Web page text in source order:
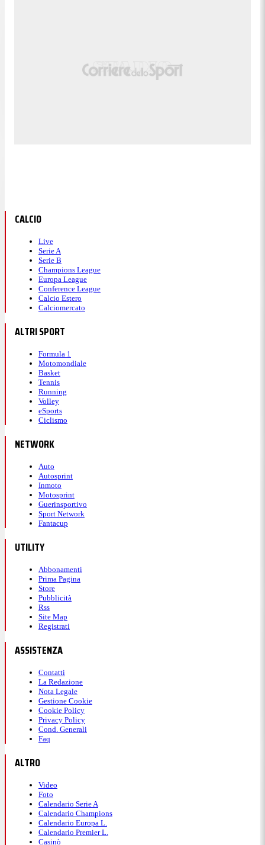
CALCIO
Live
Serie A
Serie B
Champions League
Europa League
Conference League
Calcio Estero
Calciomercato
ALTRI SPORT
Formula 1
Motomondiale
Basket
Tennis
Running
Volley
eSports
Ciclismo
NETWORK
Auto
Autosprint
Inmoto
Motosprint
Guerinsportivo
Sport Network
Fantacup
UTILITY
Abbonamenti
Prima Pagina
Store
Pubblicità
Rss
Site Map
Registrati
ASSISTENZA
Contatti
La Redazione
Nota Legale
Gestione Cookie
Cookie Policy
Privacy Policy
Cond. Generali
Faq
ALTRO
Video
Foto
Calendario Serie A
Calendario Champions
Calendario Europa L.
Calendario Premier L.
Casinò